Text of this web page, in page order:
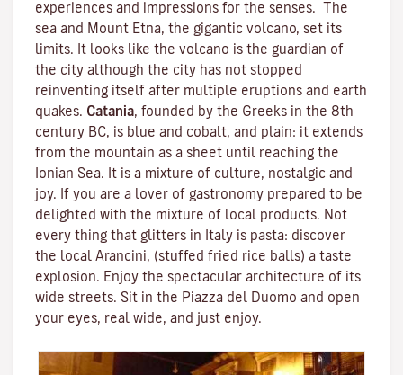
experiences and impressions for the senses. The
sea and Mount Etna, the gigantic volcano, set its
limits. It looks like the volcano is the guardian of
the city although the city has not stopped
reinventing itself after multiple eruptions and earth
quakes. Catania, founded by the Greeks in the 8th
century BC, is blue and cobalt, and plain: it extends
from the mountain as a sheet until reaching the
Ionian Sea. It is a mixture of culture, nostalgic and
joy. If you are a lover of gastronomy prepared to be
delighted with the mixture of local products. Not
every thing that glitters in Italy is pasta: discover
the local Arancini, (stuffed fried rice balls) a taste
explosion. Enjoy the spectacular architecture of its
wide streets. Sit in the Piazza del Duomo and open
your eyes, real wide, and just enjoy.